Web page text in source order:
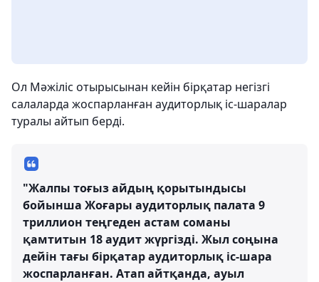
Ол Мәжіліс отырысынан кейін бірқатар негізгі
салаларда жоспарланған аудиторлық іс-шаралар
туралы айтып берді.
"Жалпы тоғыз айдың қорытындысы
бойынша Жоғары аудиторлық палата 9
триллион теңгеден астам соманы
қамтитын 18 аудит жүргізді. Жыл соңына
дейін тағы бірқатар аудиторлық іс-шара
жоспарланған. Атап айтқанда, ауыл